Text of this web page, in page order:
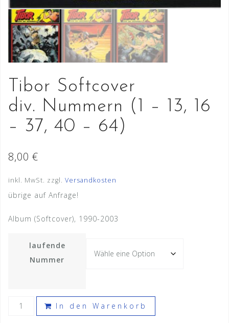
Tibor Softcover
div. Nummern (1 – 13, 16
– 37, 40 – 64)
8,00 €
inkl. MwSt. zzgl. Versandkosten
übrige auf Anfrage!
Album (Softcover), 1990-2003
laufende
Nummer
Tibor
Softcover
In den Warenkorb